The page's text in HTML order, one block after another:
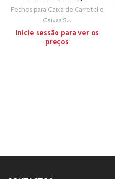
Fechos para Caixa de Carretel e
Caixas S.I.
Inicie sessão para ver os
preços